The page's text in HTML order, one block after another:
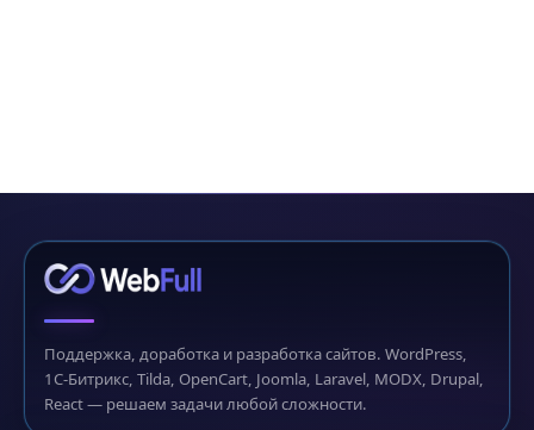
Поддержка, доработка и разработка сайтов. WordPress,
1С-Битрикс, Tilda, OpenCart, Joomla, Laravel, MODX, Drupal,
React — решаем задачи любой сложности.